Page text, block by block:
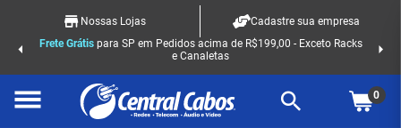
Nossas Lojas
Cadastre sua empresa
Frete Grátispara SP em Pedidos acima de R$199,00 - Exceto Racks
e Canaletas
0